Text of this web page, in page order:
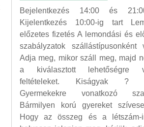
Bejelentkezés 14:00 és
Kijelentkezés 10:00-ig tart
előzetes fizetés A lemondási és
szabályzatok szállástípusonként
Adja meg, mikor száll meg, majd
a kiválasztott lehetőségre
feltételeket. Kiságyak ?
Gyermekekre vonatkozó
Bármilyen korú gyereket
Hogy az összeg és a létszám-